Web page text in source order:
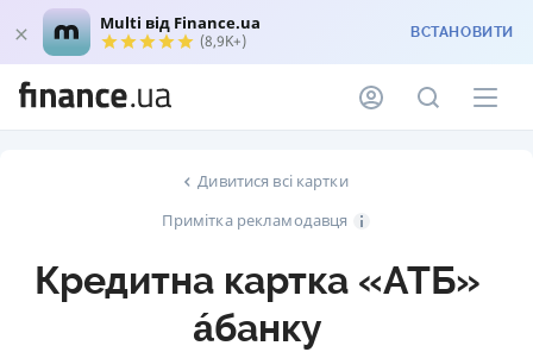
Multi від Finance.ua
(8,9K+) ВСТАНОВИТИ
Дивитися всі картки
Примітка рекламодавця
Кредитна картка «АТБ»
а́банку